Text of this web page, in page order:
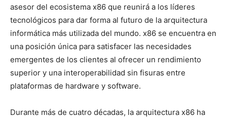
asesor del ecosistema x86 que reunirá a los líderes
tecnológicos para dar forma al futuro de la arquitectura
informática más utilizada del mundo. x86 se encuentra en
una posición única para satisfacer las necesidades
emergentes de los clientes al ofrecer un rendimiento
superior y una interoperabilidad sin fisuras entre
plataformas de hardware y software.
Durante más de cuatro décadas, la arquitectura x86 ha